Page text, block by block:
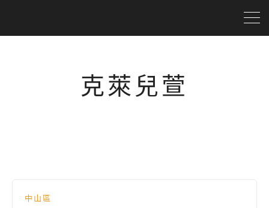
克萊兒萱
中山區